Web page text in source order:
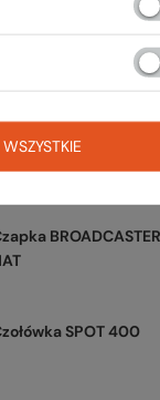
Zestaw organizerów
BROADCASTER
SPOT 400